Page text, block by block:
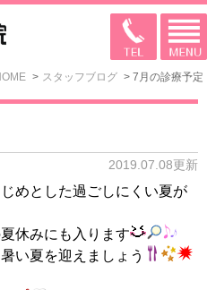
スタッフブログ 7月の診療予定
2019.07.08更新
めとした過ごしにくい夏が
休みにも入ります
い夏を迎えましょう